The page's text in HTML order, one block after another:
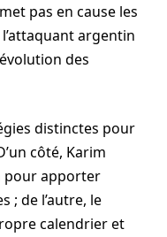
pas en cause les
argentin
des
distinctes pour
côté, Karim
pour apporter
; de l’autre, le
calendrier et